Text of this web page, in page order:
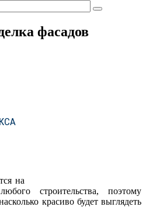
фасадов
на
строительства, поэтому
красиво будет выглядеть